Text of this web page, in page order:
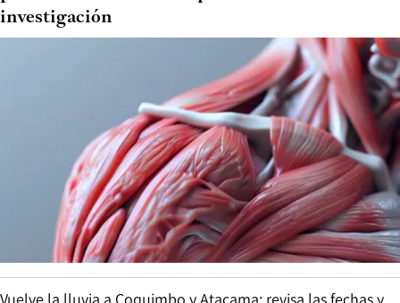
investigación
Vuelve la lluvia a Coquimbo y Atacama: revisa las fechas y